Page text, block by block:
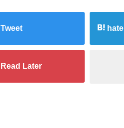
Tweet
Read Later